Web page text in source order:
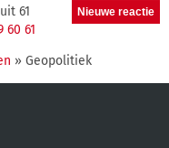
61
60 61
» Geopolitiek